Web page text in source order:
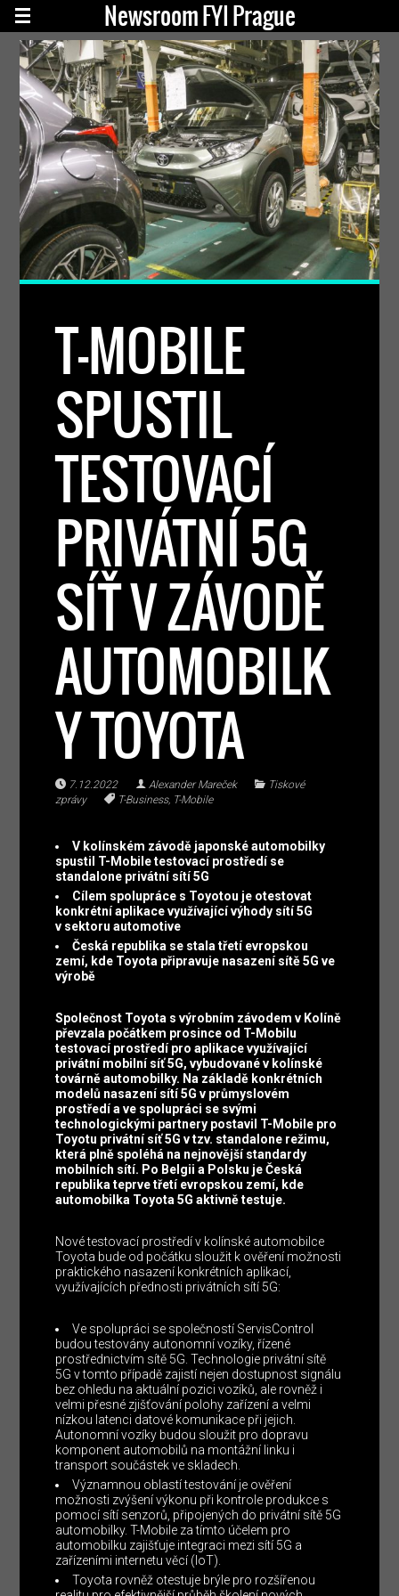
Newsroom FYI Prague
T-MOBILE
SPUSTIL
TESTOVACÍ
PRIVÁTNÍ 5G
SÍŤ V ZÁVODĚ
AUTOMOBILK
Y TOYOTA
7.12.2022 Alexander Mareček
Tiskové
zprávy
T-Business, T-Mobile
V kolínském závodě japonské automobilky
spustil T-Mobile testovací prostředí se
standalone privátní sítí 5G
Cílem spolupráce s Toyotou je otestovat
konkrétní aplikace využívající výhody sítí 5G
v sektoru automotive
Česká republika se stala třetí evropskou
zemí, kde Toyota připravuje nasazení sítě 5G ve
výrobě
Společnost Toyota s výrobním závodem v Kolíně
převzala počátkem prosince od T-Mobilu
testovací prostředí pro aplikace využívající
privátní mobilní síť 5G, vybudované v kolínské
továrně automobilky. Na základě konkrétních
modelů nasazení sítí 5G v průmyslovém
prostředí a ve spolupráci se svými
technologickými partnery postavil T-Mobile pro
Toyotu privátní síť 5G v tzv. standalone režimu,
která plně spoléhá na nejnovější standardy
mobilních sítí. Po Belgii a Polsku je Česká
republika teprve třetí evropskou zemí, kde
automobilka Toyota 5G aktivně testuje.
Nové testovací prostředí v kolínské automobilce
Toyota bude od počátku sloužit k ověření možnosti
praktického nasazení konkrétních aplikací,
využívajících přednosti privátních sítí 5G:
Ve spolupráci se společností ServisControl
budou testovány autonomní vozíky, řízené
prostřednictvím sítě 5G. Technologie privátní sítě
5G v tomto případě zajistí nejen dostupnost signálu
bez ohledu na aktuální pozici vozíků, ale rovněž i
velmi přesné zjišťování polohy zařízení a velmi
nízkou latenci datové komunikace při jejich.
Autonomní vozíky budou sloužit pro dopravu
komponent automobilů na montážní linku i
transport součástek ve skladech.
Významnou oblastí testování je ověření
možnosti zvýšení výkonu při kontrole produkce s
pomocí sítí senzorů, připojených do privátní sítě 5G
automobilky. T-Mobile za tímto účelem pro
automobilku zajišťuje integraci mezi sítí 5G a
zařízeními internetu věcí (IoT).
Toyota rovněž otestuje brýle pro rozšířenou